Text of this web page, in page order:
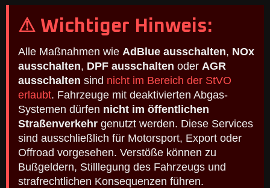
⚠ Wichtiger Hinweis:
Alle Maßnahmen wie AdBlue ausschalten, NOx
ausschalten, DPF ausschalten oder AGR
ausschalten sind nicht im Bereich der StVO
erlaubt. Fahrzeuge mit deaktivierten Abgas-
Systemen dürfen nicht im öffentlichen
Straßenverkehr genutzt werden. Diese Services
sind ausschließlich für Motorsport, Export oder
Offroad vorgesehen. Verstöße können zu
Bußgeldern, Stilllegung des Fahrzeugs und
strafrechtlichen Konsequenzen führen.